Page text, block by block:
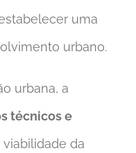
uma
urbano.
urbana, a
técnicos e
viabilidade da